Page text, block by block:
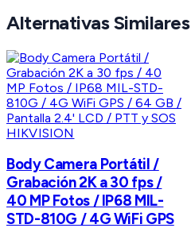
Alternativas Similares
HIKVISION
Body Camera Portátil /
Grabación 2K a 30 fps /
40 MP Fotos / IP68 MIL-
STD-810G / 4G WiFi GPS